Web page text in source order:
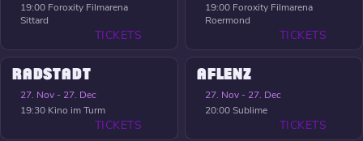
19:00 Foroxity Filmarena
Sittard
TICKETS
19:00 Foroxity Filmarena
Roermond
TICKETS
RADSTADT
27. Nov - 27. Dec
19:30 Kino im Turm
TICKETS
AFLENZ
27. Nov - 27. Dec
20:00Sublime
TICKETS